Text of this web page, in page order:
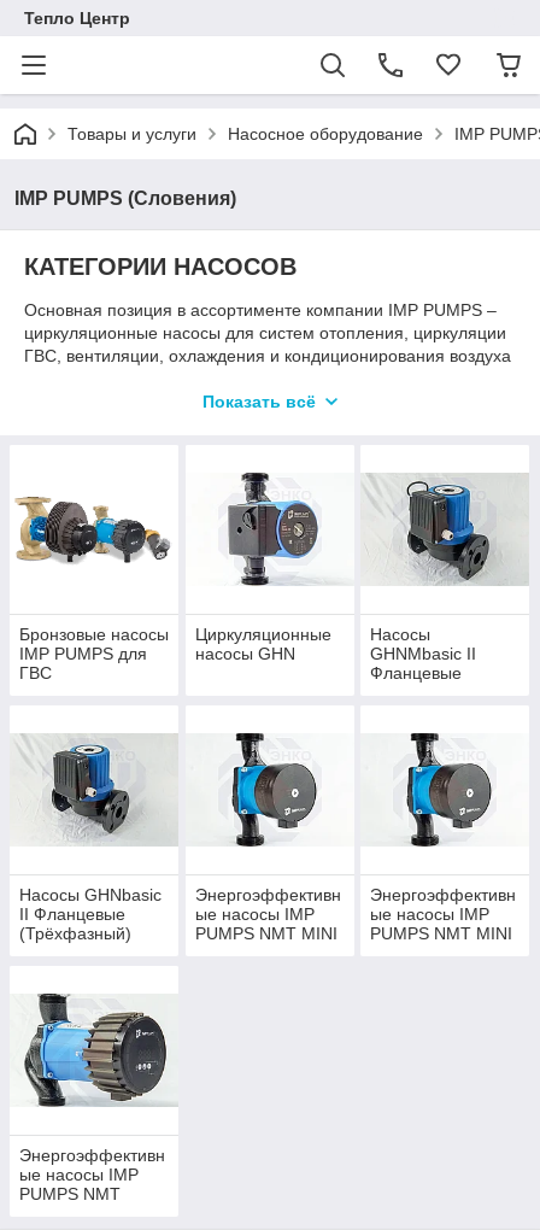
Тепло Центр
Товары и услуги Насосное оборудование IMP
IMP PUMPS (Словения)
КАТЕГОРИИ НАСОСОВ
Основная позиция в ассортименте компании IMP PUMPS –
циркуляционные насосы для систем отопления, циркуляции
ГВС, вентиляции, охлаждения и кондиционирования воздуха
насосы с фланцевым или резьбовым соединением, с
покрытием. Для удобства выбора насосы разделены на 5
основных категорий: NMT, GHN, MULTISTAGE, INLINE и SAN.
Показать всё
Бронзовые насосы
IMP PUMPS для
ГВС
Циркуляционные
насосы GHN
Насосы
GHNMbasic II
Фланцевые
Насосы GHNbasic
II Фланцевые
(Трёхфазный)
Энергоэффективн
ые насосы IMP
PUMPS NMT MINI
Энергоэффективн
ые насосы IMP
PUMPS NMT MINI
Энергоэффективн
ые насосы IMP
PUMPS NMT